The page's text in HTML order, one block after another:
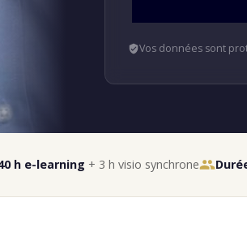
Vos données sont
h e-learning + 3 h visio synchrone